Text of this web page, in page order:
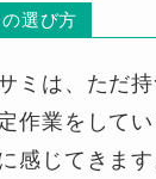
選び方
ミは、ただ
作業をして
感じてきま